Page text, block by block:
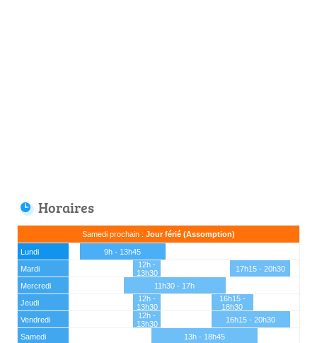
Horaires
Samedi prochain : Jour férié (Assomption)
Lundi
9h - 13h45
Mardi
12h -
13h30
17h15 - 20h30
Mercredi
11h30 - 17h
Jeudi
12h -
13h30
16h15 -
18h30
Vendredi
12h -
13h30
16h15 - 20h30
Samedi
13h - 18h45